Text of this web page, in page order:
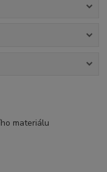
materiálu